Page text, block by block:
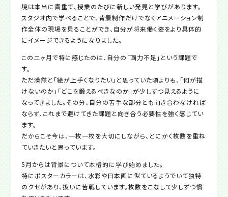
境は本当に貴重で、授業のたびに新しい発見と学びがあります。
スタジオ内で学べることで、背景制作だけでなくアニメーション制
作全体の現場を見ることができ、自分が将来働く姿をより具体的
にイメージできるようになりました。
この二ヶ月で特に感じたのは、自分の「画力不足」という課題で
す。
ただ漠然と「絵が上手くなりたい」と思っていた頃よりも、「何が描
けないのか」「どこを鍛えるべきなのか」が少しずつ見えるように
なってきました。その分、自分の苦手な部分とも向き合わなければ
ならず、これまで避けてきた課題と向き合う必要性を強く感じてい
ます。
だからこそ今は、一枚一枚を大切にしながら、とにかく枚数を重ね
ていきたいと思っています。
5月からは背景について本格的に学び始めました。
特にポスターカラーは、水彩や日本画に似ているようでいて独特
のクセがあり、扱いに苦戦しています。枚数をこなして少しずつ慣